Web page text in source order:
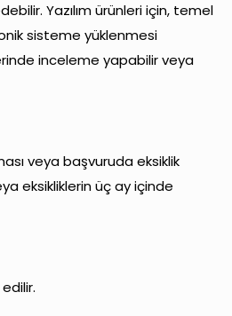
Yazılım ürünleri için, temel
sisteme yüklenmesi
inceleme yapabilir veya
veya başvuruda eksiklik
eksikliklerin üç ay içinde